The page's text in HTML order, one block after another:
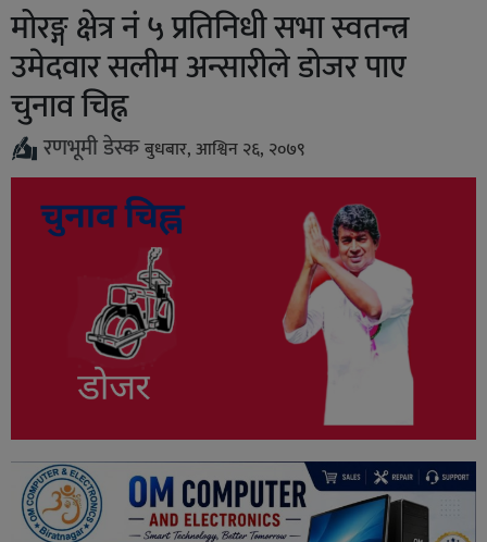
मोरङ्ग क्षेत्र नं ५ प्रतिनिधी सभा स्वतन्त्र
उमेदवार सलीम अन्सारीले डोजर पाए
चुनाव चिह्न
रणभूमी डेस्कबुधबार, आश्विन २६, २०७९